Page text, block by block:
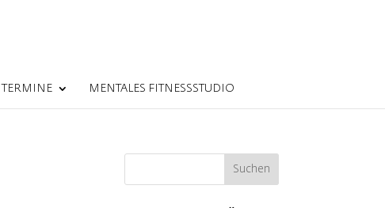
TERMINE MENTALES FITNESSSTUDIO